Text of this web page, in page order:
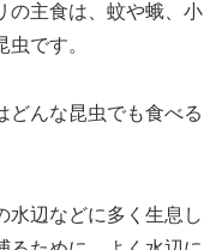
の主食は、蚊や蛾、小
です。
どんな昆虫でも食べる
水辺などに多く生息し